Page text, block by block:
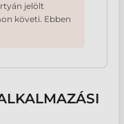
jelölt
követi. Ebben